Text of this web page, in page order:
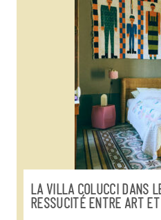
LA VILLA COLUCCI DANS
RESSUCITÉ ENTRE ART